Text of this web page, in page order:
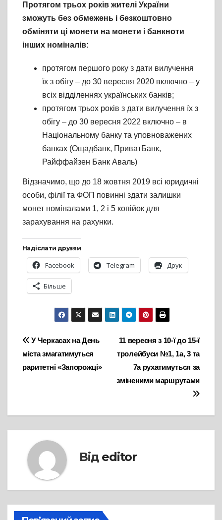
Протягом трьох років жителі України
зможуть без обмежень і безкоштовно
обміняти ці монети на монети і банкноти
інших номіналів:
протягом першого року з дати вилучення
їх з обігу – до 30 вересня 2020 включно – у
всіх відділеннях українських банків;
протягом трьох років з дати вилучення їх з
обігу – до 30 вересня 2022 включно – в
Національному банку та уповноважених
банках (Ощадбанк, ПриватБанк,
Райффайзен Банк Аваль)
Відзначимо, що до 18 жовтня 2019 всі юридичні
особи, філії та ФОП повинні здати залишки
монет номіналами 1, 2 і 5 копійок для
зарахування на рахунки.
Надіслати друзям
Facebook Telegram Друк
Більше
Навігація
записів
11 вересня з 10-ї до 15-ї
тролейбуси №1, 1а, 3 та
7а рухатимуться за
зміненими маршрутами
У Черкасах на День
міста змагатимуться
раритетні «Запорожці»
Від editor